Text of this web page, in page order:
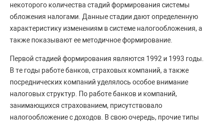
некоторого количества стадий формирования системы
обложения налогами. Данные стадии дают определенную
характеристику изменениям в системе налогообложения, а
также показывают ее методичное формирование.
Первой стадией формирования являются 1992 и 1993 годы.
В те годы работе банков, страховых компаний, а также
посреднических компаний уделялось особое внимание
налоговых структур. По работе банков и компаний,
занимающихся страхованием, присутствовало
налогообложение с доходов. В свою очередь, прочие типы